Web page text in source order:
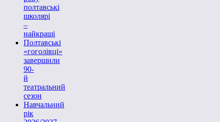
полтавські
школярі
–
найкращі
Полтавські
«гоголівці»
завершили
90-
й
театральний
сезон
Навчальний
рік